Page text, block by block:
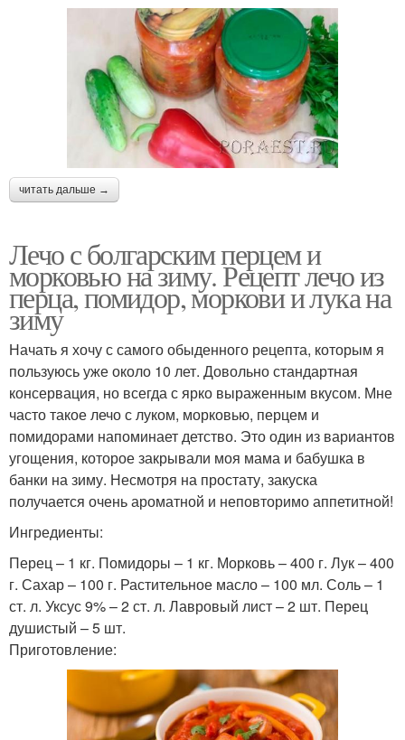
читать дальше →
Лечо с болгарским перцем и
морковью на зиму. Рецепт лечо из
перца, помидор, моркови и лука на
зиму
Начать я хочу с самого обыденного рецепта, которым я
пользуюсь уже около 10 лет. Довольно стандартная
консервация, но всегда с ярко выраженным вкусом. Мне
часто такое лечо с луком, морковью, перцем и
помидорами напоминает детство. Это один из вариантов
угощения, которое закрывали моя мама и бабушка в
банки на зиму. Несмотря на простату, закуска
получается очень ароматной и неповторимо аппетитной!
Ингредиенты:
Перец – 1 кг. Помидоры – 1 кг. Морковь – 400 г. Лук – 400
г. Сахар – 100 г. Растительное масло – 100 мл. Соль – 1
ст. л. Уксус 9% – 2 ст. л. Лавровый лист – 2 шт. Перец
душистый – 5 шт.
Приготовление: